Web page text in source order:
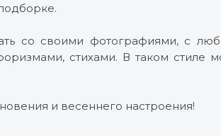
со своими фотографиями, с
стихами. В таком стиле
и весеннего настроения!